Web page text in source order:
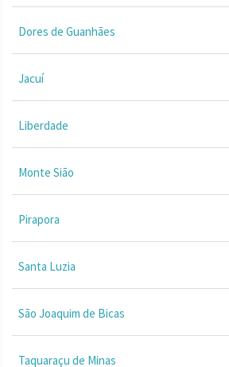
Dores de Guanhães
Jacuí
Liberdade
Monte Sião
Pirapora
Santa Luzia
São Joaquim de Bicas
Taquaraçu de Minas